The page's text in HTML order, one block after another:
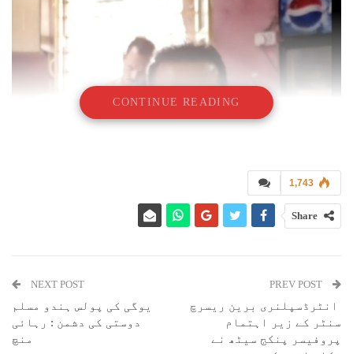
ورلڈ اردو نیوز بیورو
CONTINUE READING
1,743
Share
انٹرڈسپلنری برین ریسرچ
سنٹر کے زیر اہتمام
پروفیسر پنکج سیٹھ نے
NEXT POST
یوگی کی پولس ہندو مسلم
دوستی کی دشمن : رہائی
منچ